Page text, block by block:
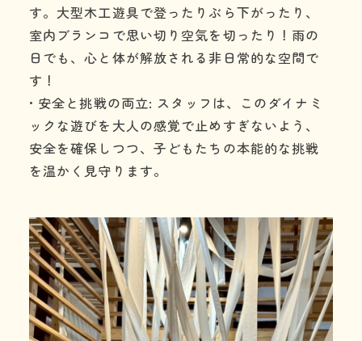
す。大型木工遊具で登ったりぶら下がったり、
室内ブランコで思い切り空気を切ったり！雨の
日でも、心と体が解放される非日常的な空間で
す！
• 安全と挑戦の両立: スタッフは、このダイナミ
ックな遊びを大人の感覚で止めすぎないよう、
安全を確保しつつ、子どもたちの本能的な挑戦
を温かく見守ります。